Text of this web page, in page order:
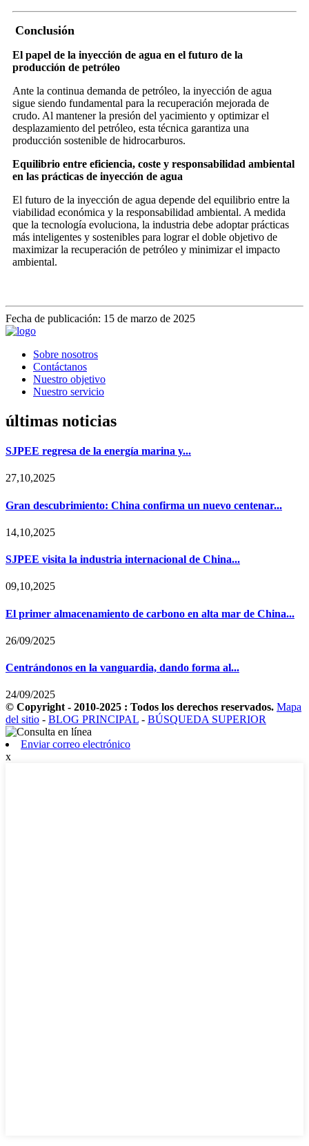
Conclusión
El papel de la inyección de agua en el futuro de la
producción de petróleo
Ante la continua demanda de petróleo, la inyección de agua
sigue siendo fundamental para la recuperación mejorada de
crudo. Al mantener la presión del yacimiento y optimizar el
desplazamiento del petróleo, esta técnica garantiza una
producción sostenible de hidrocarburos.
Equilibrio entre eficiencia, coste y responsabilidad ambiental
en las prácticas de inyección de agua
El futuro de la inyección de agua depende del equilibrio entre la
viabilidad económica y la responsabilidad ambiental. A medida
que la tecnología evoluciona, la industria debe adoptar prácticas
más inteligentes y sostenibles para lograr el doble objetivo de
maximizar la recuperación de petróleo y minimizar el impacto
ambiental.
Fecha de publicación: 15 de marzo de 2025
Sobre nosotros
Contáctanos
Nuestro objetivo
Nuestro servicio
últimas noticias
SJPEE regresa de la energía marina y...
27,10,2025
Gran descubrimiento: China confirma un nuevo centenar...
14,10,2025
SJPEE visita la industria internacional de China...
09,10,2025
El primer almacenamiento de carbono en alta mar de China...
26/09/2025
Centrándonos en la vanguardia, dando forma al...
24/09/2025
© Copyright - 2010-2025 : Todos los derechos reservados. Mapa
del sitio - BLOG PRINCIPAL - BÚSQUEDA SUPERIOR
Enviar correo electrónico
x